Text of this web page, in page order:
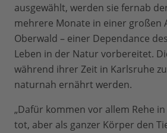
ausgewählt, werden sie fernab
mehrere Monate in einer großen
Oberwald – einer Dependance
Leben in der Natur vorbereitet.
während ihrer Zeit in Karlsruhe
naturnah ernährt werden.
„Dafür kommen vor allem Rehe
tot, aber als ganzer Körper den